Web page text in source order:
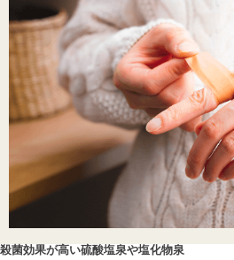
殺菌効果が高い硫酸塩泉や塩化物泉